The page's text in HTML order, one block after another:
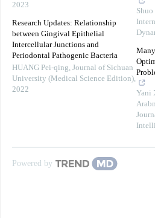
2023
Research Updates: Relationship
between Gingival Epithelial
Intercellular Junctions and
Periodontal Pathogenic Bacteria
HUANG Pei-qing, Journal of Sichuan
University (Medical Science Edition),
2022
Yani
Powered by